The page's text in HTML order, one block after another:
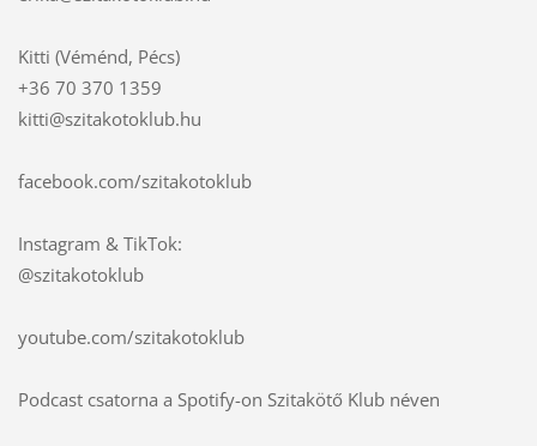
Kitti (Véménd, Pécs)
+36 70 370 1359
kitti@szitakotoklub.hu
facebook.com/szitakotoklub
Instagram & TikTok:
@szitakotoklub
youtube.com/szitakotoklub
Podcast csatorna a Spotify-on Szitakötő Klub néven